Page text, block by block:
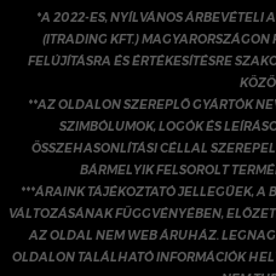
*A 2022-ES, NYÍLVÁNOS ÁRBEVÉTELI
(ITRADING KFT.)
FELÚJÍTÁSRA ÉS ÉRTÉKESÍTÉSRE
**AZ OLDALON SZEREPLŐ GYÁRTÓK
SZIMBÓLUMOK, LOGÓK ÉS
ÖSSZEHASONLÍTÁSI CÉLLAL
BÁRMELYIK FELSOROLT
***ÁRAINK TÁJÉKOZTATÓ JELLEGŰEK, A
VÁLTOZÁSÁNAK FÜGGVÉNYÉBEN,
AZ OLDAL NEM WEB ÁRUHÁZ.
OLDALON TALÁLHATÓ INFORMÁCIÓK